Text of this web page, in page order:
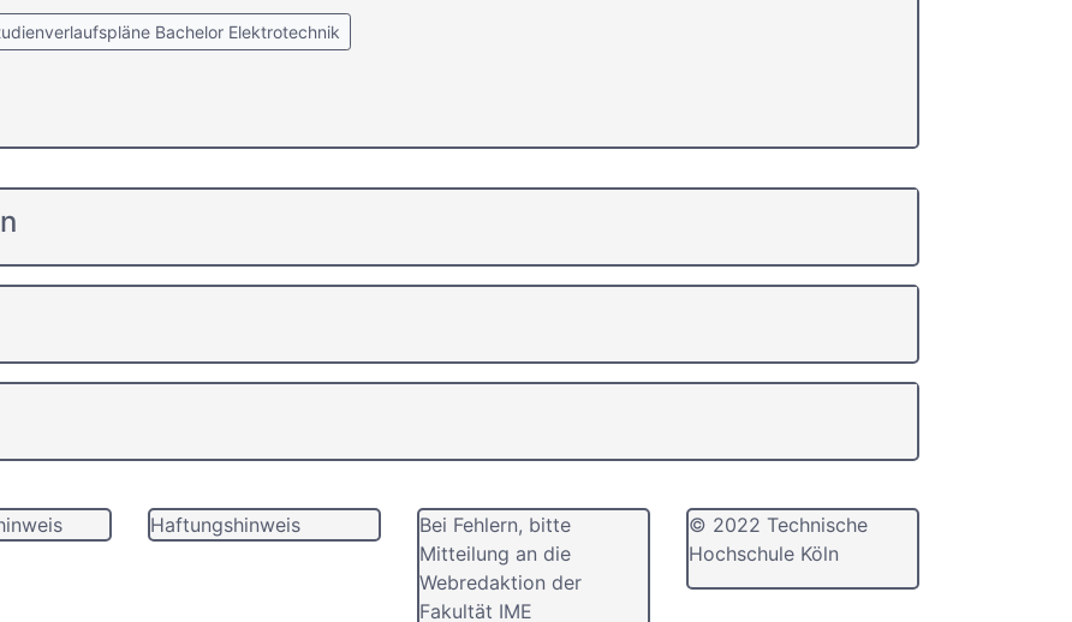
Bachelor Elektrotechnik
Haftungshinweis
Bei Fehlern, bitte
Mitteilung an die
Webredaktion der
Fakultät IME
© 2022 Technische
Hochschule Köln